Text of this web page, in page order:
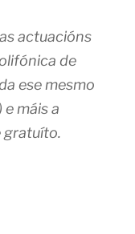
actuacións
de
ese mesmo
máis a
gratuíto.